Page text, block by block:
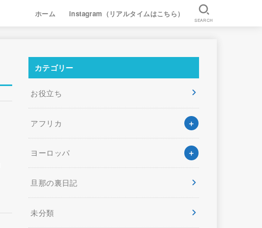
ホーム instagram（リアルタイムはこちら）
SEARCH
カテゴリー
お役立ち
アフリカ
ヨーロッパ
旦那の裏日記
未分類